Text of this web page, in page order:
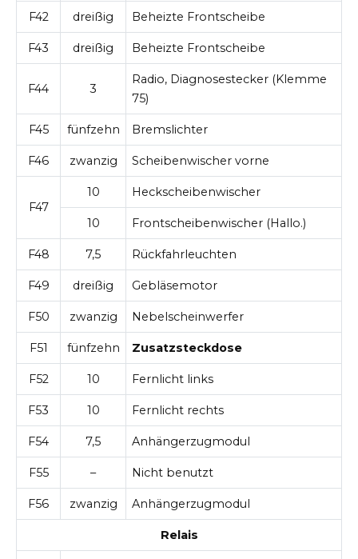
F42 dreißig Beheizte Frontscheibe
F43 dreißig Beheizte Frontscheibe
F44 3
Radio, Diagnosestecker (Klemme
75)
F45 fünfzehn Bremslichter
F46 zwanzig Scheibenwischer vorne
F47
10 Heckscheibenwischer
10 Frontscheibenwischer (Hallo.)
F48 7,5 Rückfahrleuchten
F49 dreißig Gebläsemotor
F50 zwanzig Nebelscheinwerfer
F51 fünfzehn Zusatzsteckdose
F52 10 Fernlicht links
F53 10 Fernlicht rechts
F54 7,5 Anhängerzugmodul
F55 – Nicht benutzt
F56 zwanzig Anhängerzugmodul
Relais